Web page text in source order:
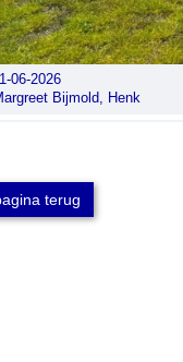
06-2026
Bijmold, Henk
terug